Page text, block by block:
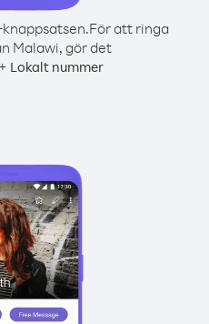
För att ringa
Malawi, gör det
Lokalt nummer